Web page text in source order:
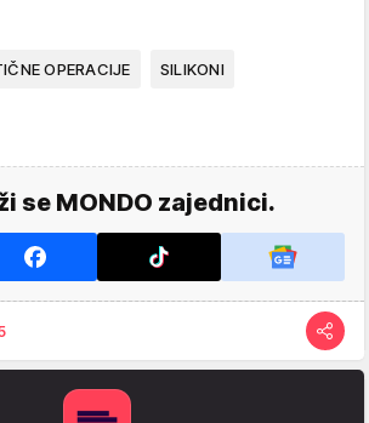
OPERACIJE SILIKONI
se MONDO zajednici.